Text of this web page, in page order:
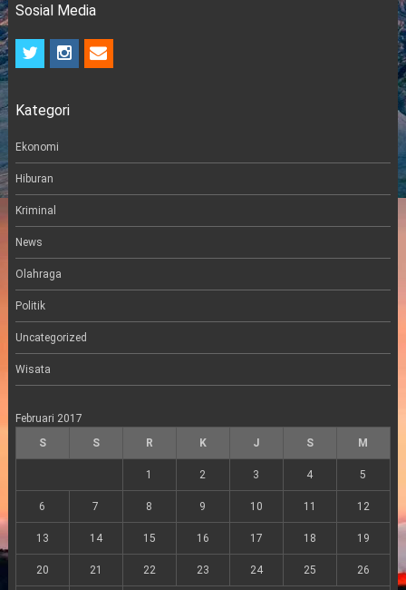
Sosial Media
t
t
r
i
n
a
e
m
Kategori
Ekonomi
Hiburan
Kriminal
News
Olahraga
Politik
Uncategorized
Wisata
Februari 2017
S
S R K J S M
1 2 3 4 5
6 7 8 9 10 11 12
13 14 15 16 17 18 19
20 21 22 23 24 25 26